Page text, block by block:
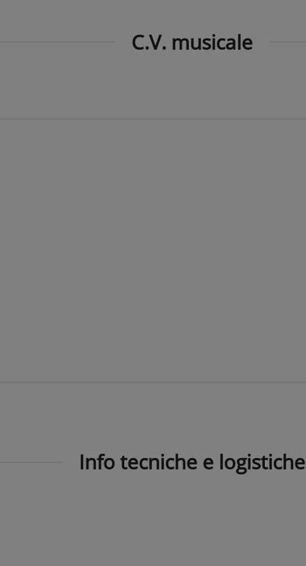
C.V. musicale
Info tecniche e logistiche